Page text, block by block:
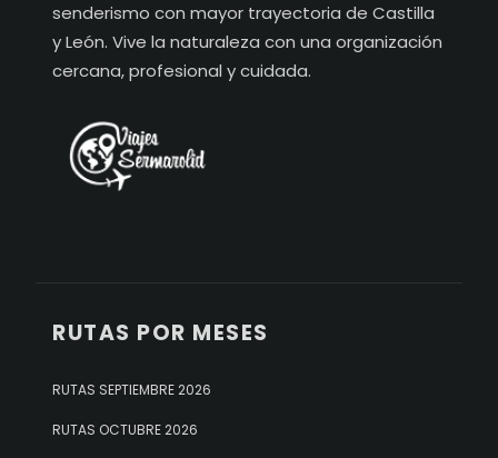
senderismo con mayor trayectoria de Castilla
y León. Vive la naturaleza con una organización
cercana, profesional y cuidada.
RUTAS POR MESES
RUTAS SEPTIEMBRE 2026
RUTAS OCTUBRE 2026